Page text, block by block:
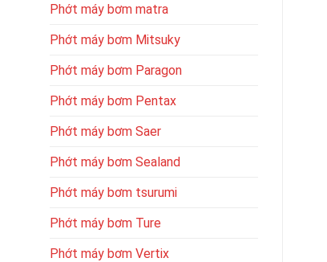
Phớt máy bơm matra
Phớt máy bơm Mitsuky
Phớt máy bơm Paragon
Phớt máy bơm Pentax
Phớt máy bơm Saer
Phớt máy bơm Sealand
Phớt máy bơm tsurumi
Phớt máy bơm Ture
Phớt máy bơm Vertix